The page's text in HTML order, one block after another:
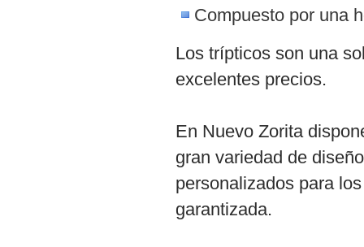
Compuesto por una
Los trípticos son una
excelentes precios.
En Nuevo Zorita
gran variedad de
personalizados para
garantizada.